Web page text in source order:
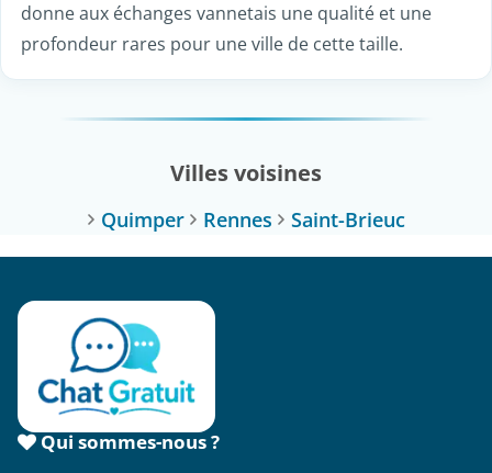
donne aux échanges vannetais une qualité et une
profondeur rares pour une ville de cette taille.
Villes voisines
Quimper Rennes Saint-Brieuc
Qui sommes-nous ?